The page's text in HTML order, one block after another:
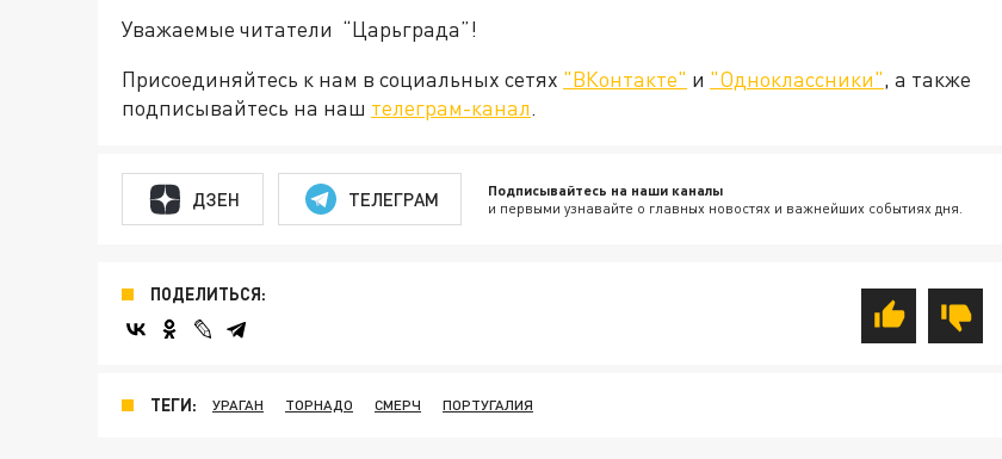
Уважаемые читатели “Царьграда”!
Присоединяйтесь к нам в социальных сетях "ВКонтакте" и "Одноклассники", а также
подписывайтесь на наш телеграм-канал.
ДЗЕН ТЕЛЕГРАМ Подписывайтесь на наши каналы
и первыми узнавайте о главных новостях и важнейших событиях дня.
ПОДЕЛИТЬСЯ:
ТЕГИ: УРАГАН ТОРНАДО СМЕРЧ ПОРТУГАЛИЯ